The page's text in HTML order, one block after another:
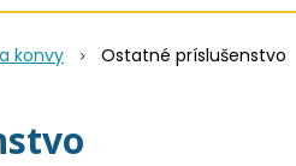
konvy Ostatné príslušenstvo